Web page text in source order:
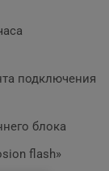
подключения
блока
flash»